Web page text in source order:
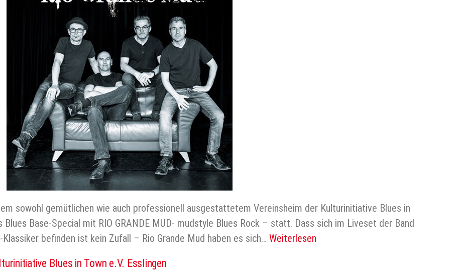
sowohl gemütlichen wie auch professionell ausgestattetem Vereinsheim der Kulturinitiative Blues in
Blues Base-Special mit RIO GRANDE MUD- mudstyle Blues Rock – statt. Dass sich im Liveset der Band
befinden ist kein Zufall – Rio Grande Mud haben es sich… Weiterlesen
Blues in Town e.V. Esslingen